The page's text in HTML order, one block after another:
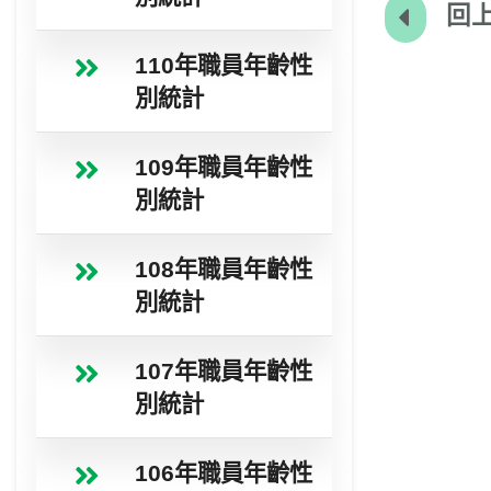
110年職員年齡性
別統計
109年職員年齡性
別統計
108年職員年齡性
別統計
107年職員年齡性
別統計
106年職員年齡性
回